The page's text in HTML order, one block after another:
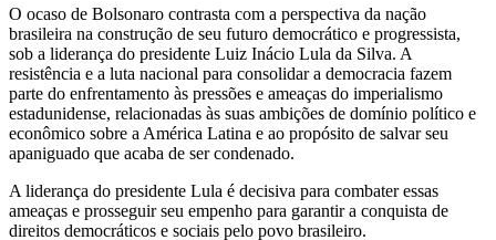
O ocaso de Bolsonaro contrasta com a perspectiva da nação
brasileira na construção de seu futuro democrático e progressista,
sob a liderança do presidente Luiz Inácio Lula da Silva. A
resistência e a luta nacional para consolidar a democracia fazem
parte do enfrentamento às pressões e ameaças do imperialismo
estadunidense, relacionadas às suas ambições de domínio político e
econômico sobre a América Latina e ao propósito de salvar seu
apaniguado que acaba de ser condenado.
A liderança do presidente Lula é decisiva para combater essas
ameaças e prosseguir seu empenho para garantir a conquista de
direitos democráticos e sociais pelo povo brasileiro.